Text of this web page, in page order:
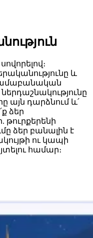
և
այն դարձնում և՛
ձեր
թուրքերենի
ձեր բանալին է
ու կապի
համար։